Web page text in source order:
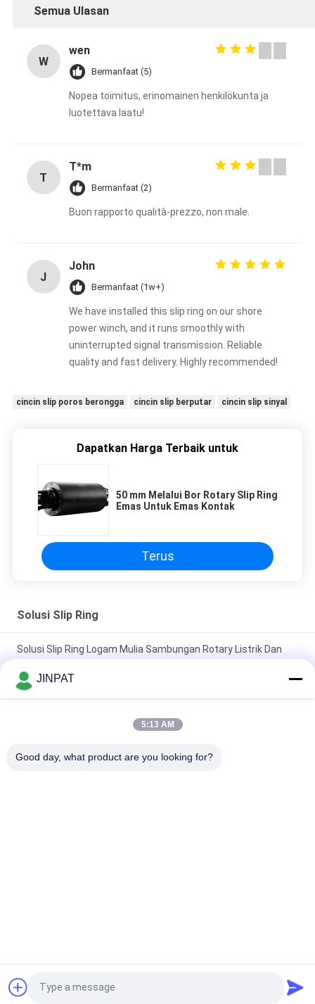
Semua Ulasan
W
wen
Bermanfaat (5)
Nopea toimitus, erinomainen henkilökunta ja
luotettava laatu!
T
T*m
Bermanfaat (2)
Buon rapporto qualità-prezzo, non male.
J
John
Bermanfaat (1w+)
We have installed this slip ring on our shore
power winch, and it runs smoothly with
uninterrupted signal transmission. Reliable
quality and fast delivery. Highly recommended!
cincin slip poros berongga cincin slip berputar cincin slip sinyal
Dapatkan Harga Terbaik untuk
50 mm Melalui Bor Rotary Slip Ring
Emas Untuk Emas Kontak
Terus
Solusi Slip Ring
Solusi Slip Ring Logam Mulia Sambungan Rotary Listrik Dan
Cincin Slip Perlindungan Tinggi IP65 dari 27 Sirkuit dengan
1305
Cincin Slip TerpisahQuote request suatu
JINPAT
5:13 AM
Good day, what product are you looking for?